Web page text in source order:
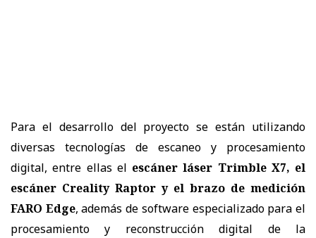
Para el desarrollo del proyecto se están utilizando
diversas tecnologías de escaneo y procesamiento
digital, entre ellas el escáner láser Trimble X7, el
escáner Creality Raptor y el brazo de medición
FARO Edge, además de software especializado para el
procesamiento y reconstrucción digital de la